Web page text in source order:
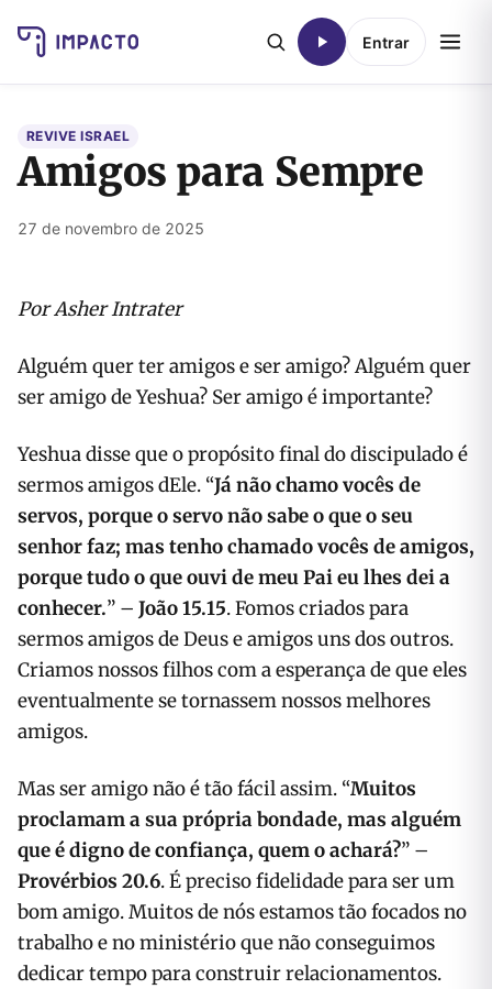
Entrar
REVIVE ISRAEL
Amigos para Sempre
27 de novembro de 2025
Por Asher Intrater
Alguém quer ter amigos e ser amigo? Alguém quer
ser amigo de Yeshua? Ser amigo é importante?
Yeshua disse que o propósito final do discipulado é
sermos amigos dEle. “Já não chamo vocês de
servos, porque o servo não sabe o que o seu
senhor faz; mas tenho chamado vocês de amigos,
porque tudo o que ouvi de meu Pai eu lhes dei a
conhecer.” – João 15.15. Fomos criados para
sermos amigos de Deus e amigos uns dos outros.
Criamos nossos filhos com a esperança de que eles
eventualmente se tornassem nossos melhores
amigos.
Mas ser amigo não é tão fácil assim. “Muitos
proclamam a sua própria bondade, mas alguém
que é digno de confiança, quem o achará?” –
Provérbios 20.6. É preciso fidelidade para ser um
bom amigo. Muitos de nós estamos tão focados no
trabalho e no ministério que não conseguimos
dedicar tempo para construir relacionamentos.